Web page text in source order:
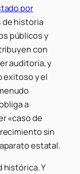
por
historia
públicos y
con
auditoría, y
exitoso y el
a
«caso de
sin
estatal.
histórica. Y